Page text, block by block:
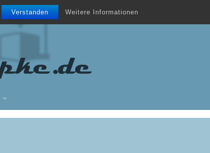
Verstanden Weitere Informationen